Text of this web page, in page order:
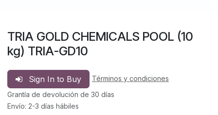
TRIA GOLD CHEMICALS POOL (10
kg) TRIA-GD10
Sign In to Buy
Términos y condiciones
Grantía de devolución de 30 días
Envío: 2-3 días hábiles